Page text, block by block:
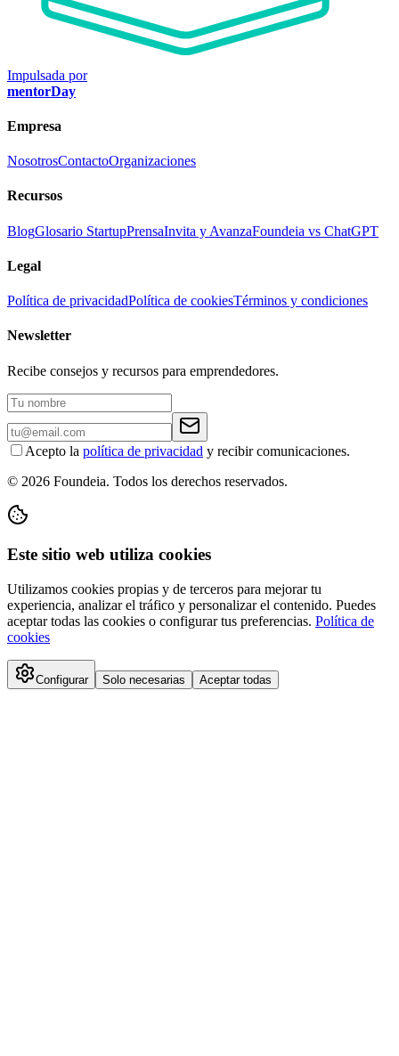
Impulsada por
mentorDay
Empresa
NosotrosContactoOrganizaciones
Recursos
BlogGlosario StartupPrensaInvita y AvanzaFoundeia vs ChatGPT
Legal
Política de privacidadPolítica de cookiesTérminos y condiciones
Newsletter
Recibe consejos y recursos para emprendedores.
Acepto la política de privacidad y recibir comunicaciones.
© 2026 Foundeia. Todos los derechos reservados.
Este sitio web utiliza cookies
Utilizamos cookies propias y de terceros para mejorar tu
experiencia, analizar el tráfico y personalizar el contenido. Puedes
aceptar todas las cookies o configurar tus preferencias. Política de
cookies
Configurar Solo necesarias Aceptar todas